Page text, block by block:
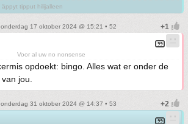
tipput hilijalleen
17 oktober 2024 @ 15:21 • 52
Voor al uw no nonsense
opdoekt: bingo. Alles wat er onder de
jou.
31 oktober 2024 @ 14:37 • 53